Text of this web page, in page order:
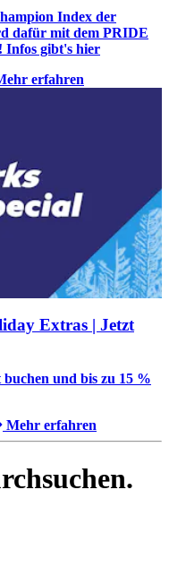
Index der
dafür mit dem PRIDE
Infos gibt's hier
erfahren
Extras | Jetzt
und bis zu 15 %
Mehr erfahren